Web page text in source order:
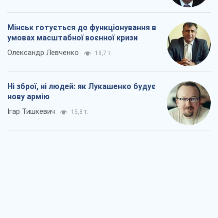
Мінськ готується до функціонування в
умовах масштабної воєнної кризи
Олександр Левченко 18,7 т.
Ні зброї, ні людей: як Лукашенко будує
нову армію
Ігар Тишкевич 15,8 т.